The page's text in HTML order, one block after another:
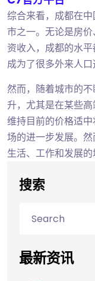
综合来看，成都在
市之一。无论是房
资收入，成都的水
成为了很多外来人口
然而，随着城市的
升，尤其是在某些
维持目前的价格适
场的进一步发展。
生活、工作和发展的
搜索
最新资讯